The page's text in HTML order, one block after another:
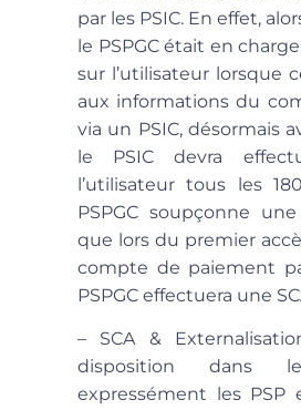
par les PSIC. En effet,
le PSPGC était en
sur l’utilisateur lorsque
aux informations du
via un PSIC, désormais
le PSIC devra
l’utilisateur tous les
PSPGC soupçonne
que lors du premier
compte de paiement
PSPGC effectuera une
– SCA &
disposition dans
expressément les PSP